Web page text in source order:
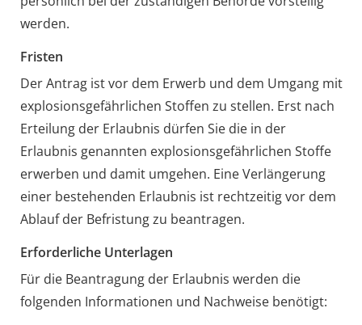
werden.
Fristen
Der Antrag ist vor dem Erwerb und dem Umgang mit
explosionsgefährlichen Stoffen zu stellen. Erst nach
Erteilung der Erlaubnis dürfen Sie die in der
Erlaubnis genannten explosionsgefährlichen Stoffe
erwerben und damit umgehen. Eine Verlängerung
einer bestehenden Erlaubnis ist rechtzeitig vor dem
Ablauf der Befristung zu beantragen.
Erforderliche Unterlagen
Für die Beantragung der Erlaubnis werden die
folgenden Informationen und Nachweise benötigt: